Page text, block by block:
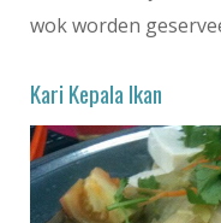
wok worden
Kari Kepala Ikan